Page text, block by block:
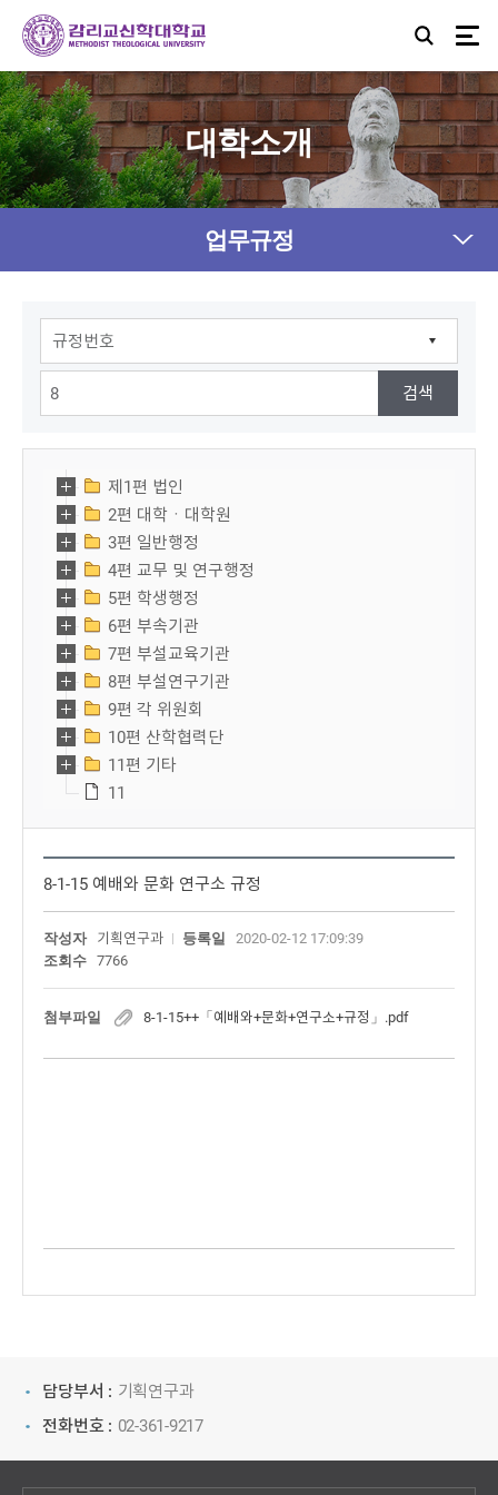
대학소개
업무규정
제1편 법인
2편 대학ㆍ대학원
3편 일반행정
4편 교무 및 연구행정
5편 학생행정
6편 부속기관
7편 부설교육기관
8편 부설연구기관
9편 각 위원회
10편 산학협력단
11편 기타
11
8-1-15 예배와 문화 연구소 규정
작성자 기획연구과 등록일
2020-02-12 17:09:39
조회수
7766
첨부파일 8-1-15++「예배와+문화+연구소+규정」.pdf
담당부서 : 기획연구과
전화번호 : 02-361-9217